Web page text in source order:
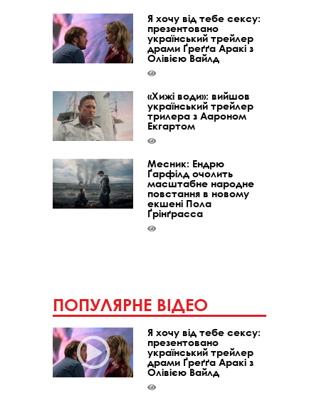
Я хочу від тебе сексу:
презентовано
український трейлер
драми Ґреґґа Аракі з
Олівією Вайлд
«Хижі води»: вийшов
український трейлер
трилера з Аароном
Екгартом
Месник: Ендрю
Ґарфілд очолить
масштабне народне
повстання в новому
екшені Пола
Ґрінґрасса
ПОПУЛЯРНЕ ВІДЕО
Я хочу від тебе сексу:
презентовано
український трейлер
драми Ґреґґа Аракі з
Олівією Вайлд